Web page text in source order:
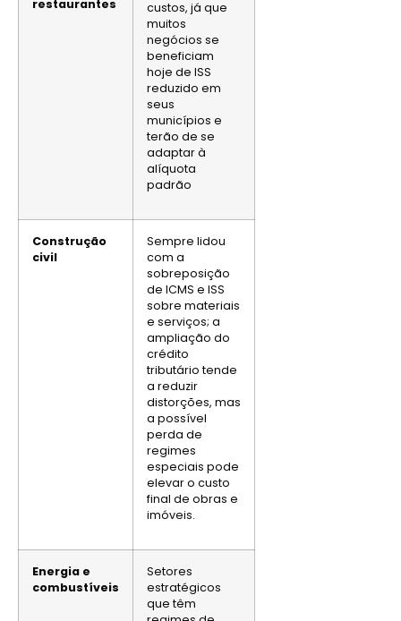
restaurantes
custos, já que
muitos
negócios se
beneficiam
hoje de ISS
reduzido em
seus
municípios e
terão de se
adaptar à
alíquota
padrão
Construção
civil
Sempre lidou
com a
sobreposição
de ICMS e ISS
sobre materiais
e serviços; a
ampliação do
crédito
tributário tende
a reduzir
distorções, mas
a possível
perda de
regimes
especiais pode
elevar o custo
final de obras e
imóveis.
Energia e
combustíveis
Setores
estratégicos
que têm